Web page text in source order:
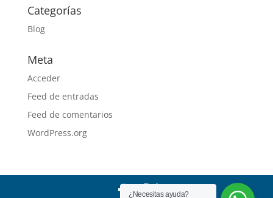
Categorías
Blog
Meta
Acceder
Feed de entradas
Feed de comentarios
WordPress.org
¿Necesitas ayuda?